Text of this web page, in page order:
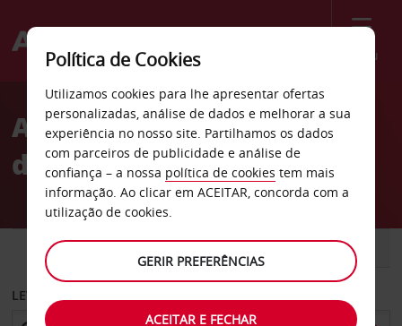
Menu
Welcome
AvisAluguer de carros cidade
de Trondheim
CARRO COMERCIAIS
LEVANTAR EM
Política de Cookies
Utilizamos cookies para lhe apresentar ofertas
personalizadas, análise de dados e melhorar a sua
experiência no nosso site. Partilhamos os dados
com parceiros de publicidade e análise de
confiança – a nossa política de cookies tem mais
informação. Ao clicar em ACEITAR, concorda com a
utilização de cookies.
GERIR PREFERÊNCIAS
ACEITAR E FECHAR